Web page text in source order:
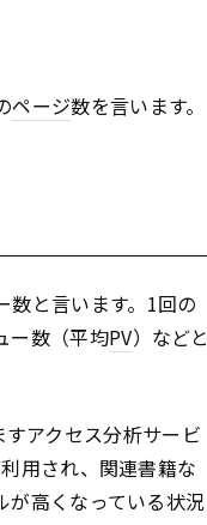
ページ数を言います。
数と言います。1回の
ー数（平均PV）などと
アクセス分析サービ
用され、関連書籍な
が高くなっている状況